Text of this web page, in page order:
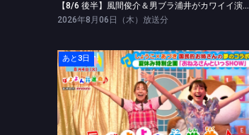
【8/6 後半】風間俊介＆男ブラ浦井がカワイイ演技披露！
2026年8月06日（木）放送分
あと3日
ラヴィット！
【8/4 後半】しょうこ＆あづきお姉さん共演！